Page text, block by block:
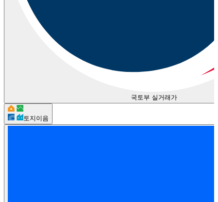
국토부 실거래가
토지이음